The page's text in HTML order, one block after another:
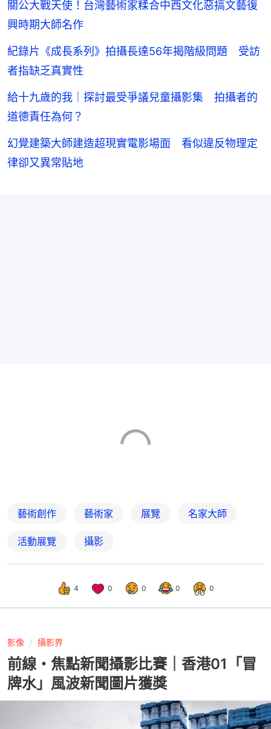
關公大戰天使！台灣藝術家糅合中西文化惡搞文藝復
興時期大師名作
紀錄片《成長系列》拍攝長達56年揭階級問題 受訪
者指缺乏真實性
給十九歲的我｜探討最受爭議兒童攝影集 拍攝者的
道德責任為何？
幻覺建築大師建造超現實電影場面 看似違反物理定
律卻又異常貼地
藝術創作 藝術家 展覽 名家大師
活動展覽 攝影
4 0 0 0 0
影像 攝影界
前線・焦點新聞攝影比賽｜香港01「冒
牌水」風波新聞圖片獲獎